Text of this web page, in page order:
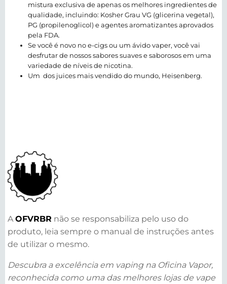
mistura exclusiva de apenas os melhores ingredientes de
qualidade, incluindo: Kosher Grau VG (glicerina vegetal),
PG (propilenoglicol) e agentes aromatizantes aprovados
pela FDA.
Se você é novo no e-cigs ou um ávido vaper, você vai
desfrutar de nossos sabores suaves e saborosos em uma
variedade de níveis de nicotina.
Um dos juices mais vendido do mundo, Heisenberg.
AOFVRBR não se responsabiliza pelo uso do
produto, leia sempre o manual de instruções antes
de utilizar o mesmo.
Descubra a excelência em vaping na Oficina Vapor,
reconhecida como uma das melhores lojas de vape